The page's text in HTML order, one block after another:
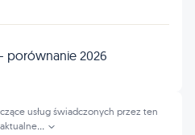
porównanie 2026
usług świadczonych przez ten